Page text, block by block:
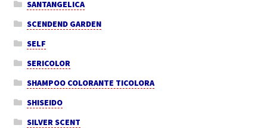
SANTANGELICA
SCENDEND GARDEN
SELF
SERICOLOR
SHAMPOO COLORANTE TICOLORA
SHISEIDO
SILVER SCENT